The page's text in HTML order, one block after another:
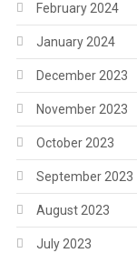
February 2024
January 2024
December 2023
November 2023
October 2023
September 2023
August 2023
July 2023